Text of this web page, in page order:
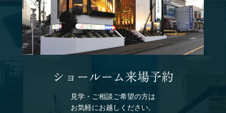
ショールーム来場予約
見学・ご相談ご希望の方は
お気軽にお越しください。